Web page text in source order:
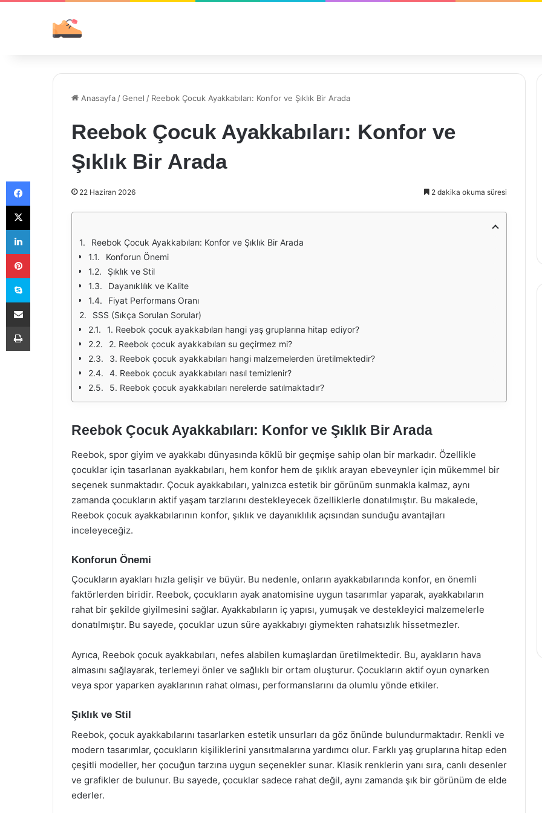
Anasayfa /Genel / Reebok Çocuk Ayakkabıları: Konfor ve Şıklık Bir Arada
Reebok Çocuk Ayakkabıları: Konfor ve
Şıklık Bir Arada
22 Haziran 2026 2 dakika okuma süresi
Reebok Çocuk Ayakkabıları: Konfor ve Şıklık Bir Arada
Konforun Önemi
Şıklık ve Stil
Dayanıklılık ve Kalite
Fiyat Performans Oranı
SSS (Sıkça Sorulan Sorular)
1. Reebok çocuk ayakkabıları hangi yaş gruplarına hitap ediyor?
2. Reebok çocuk ayakkabıları su geçirmez mi?
3. Reebok çocuk ayakkabıları hangi malzemelerden üretilmektedir?
4. Reebok çocuk ayakkabıları nasıl temizlenir?
5. Reebok çocuk ayakkabıları nerelerde satılmaktadır?
Reebok Çocuk Ayakkabıları: Konfor ve Şıklık Bir Arada
Reebok, spor giyim ve ayakkabı dünyasında köklü bir geçmişe sahip olan bir markadır. Özellikle
çocuklar için tasarlanan ayakkabıları, hem konfor hem de şıklık arayan ebeveynler için mükemmel bir
seçenek sunmaktadır. Çocuk ayakkabıları, yalnızca estetik bir görünüm sunmakla kalmaz, aynı
zamanda çocukların aktif yaşam tarzlarını destekleyecek özelliklerle donatılmıştır. Bu makalede,
Reebok çocuk ayakkabılarının konfor, şıklık ve dayanıklılık açısından sunduğu avantajları
inceleyeceğiz.
Konforun Önemi
Çocukların ayakları hızla gelişir ve büyür. Bu nedenle, onların ayakkabılarında konfor, en önemli
faktörlerden biridir. Reebok, çocukların ayak anatomisine uygun tasarımlar yaparak, ayakkabıların
rahat bir şekilde giyilmesini sağlar. Ayakkabıların iç yapısı, yumuşak ve destekleyici malzemelerle
donatılmıştır. Bu sayede, çocuklar uzun süre ayakkabıyı giymekten rahatsızlık hissetmezler.
Ayrıca, Reebok çocuk ayakkabıları, nefes alabilen kumaşlardan üretilmektedir. Bu, ayakların hava
almasını sağlayarak, terlemeyi önler ve sağlıklı bir ortam oluşturur. Çocukların aktif oyun oynarken
veya spor yaparken ayaklarının rahat olması, performanslarını da olumlu yönde etkiler.
Şıklık ve Stil
Reebok, çocuk ayakkabılarını tasarlarken estetik unsurları da göz önünde bulundurmaktadır. Renkli ve
modern tasarımlar, çocukların kişiliklerini yansıtmalarına yardımcı olur. Farklı yaş gruplarına hitap eden
çeşitli modeller, her çocuğun tarzına uygun seçenekler sunar. Klasik renklerin yanı sıra, canlı desenler
ve grafikler de bulunur. Bu sayede, çocuklar sadece rahat değil, aynı zamanda şık bir görünüm de elde
ederler.
Facebook
X
LinkedIn
Pinterest
Skype
E-Posta ile paylaş